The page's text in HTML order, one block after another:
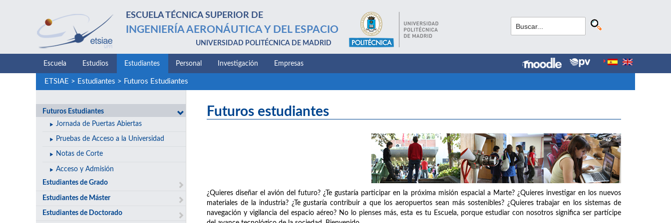
ESCUELA TÉCNICA SUPERIOR DE
INGENIERÍA AERONÁUTICA Y DEL ESPACIO
UNIVERSIDAD POLITÉCNICA DE MADRID
Escuela Estudios Estudiantes Personal Investigación Empresas
ETSIAE > Estudiantes > Futuros Estudiantes
Futuros Estudiantes
Jornada de Puertas Abiertas
Pruebas de Acceso a la Universidad
Notas de Corte
Acceso y Admisión
Estudiantes de Grado
Estudiantes de Máster
Estudiantes de Doctorado
Futuros estudiantes
¿Quieres diseñar el avión del futuro? ¿Te gustaría participar en la próxima misión espacial a Marte? ¿Quieres investigar en los nuevos
materiales de la industria? ¿Te gustaría contribuir a que los aeropuertos sean más sostenibles? ¿Quieres trabajar en los sistemas de
navegación y vigilancia del espacio aéreo? No lo pienses más, esta es tu Escuela, porque estudiar con nosotros significa ser partícipe